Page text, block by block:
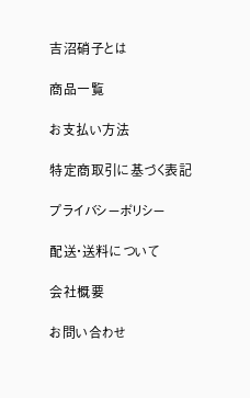
吉沼硝子とは
商品一覧
お支払い方法
特定商取引に基づく表記
プライバシーポリシー
配送・送料について
会社概要
お問い合わせ